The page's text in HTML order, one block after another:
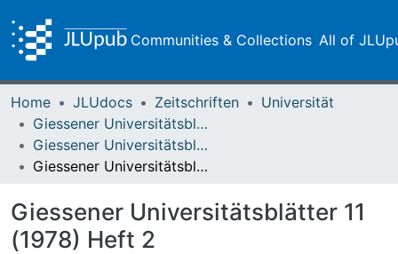
Communities & Collections All of
Home JLUdocs Zeitschriften
Universität
Giessener Universitätsblätter
Giessener Universitätsblätter 11 (1978) Heft 2
Giessener Universitätsblätter 11 (1978) Heft 2
Giessener Universitätsblätter 11
(1978) Heft 2